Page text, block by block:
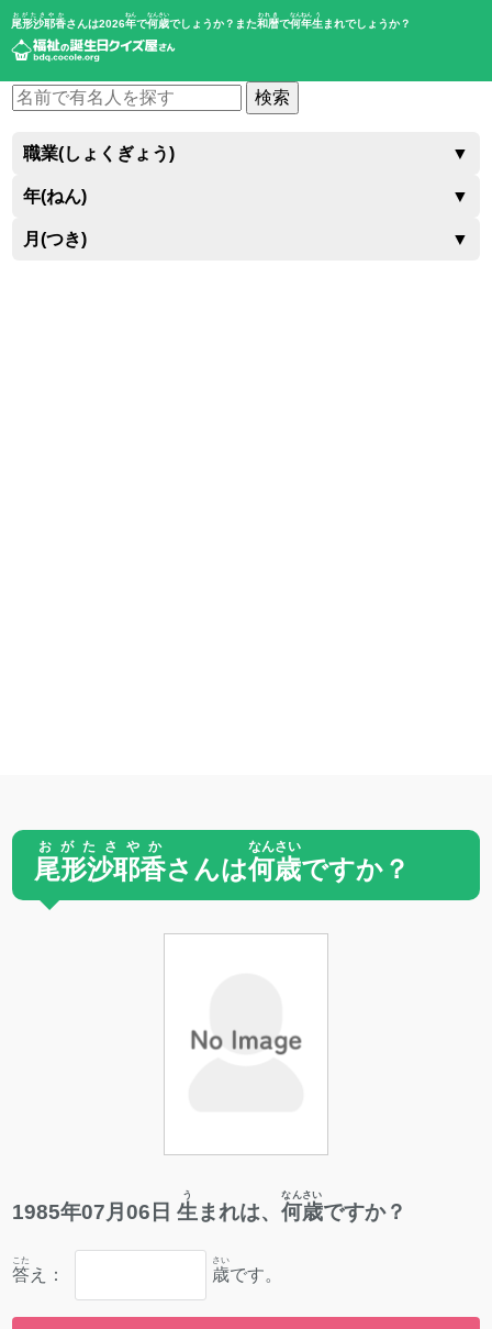
尾形沙耶香
おがたさやか
さんは2026年
ねん
で何歳
なんさい
でしょうか？また和暦
われき
で何年
なんねん
生
う
まれでしょうか？
検索
職業(しょくぎょう) ▼
年(ねん) ▼
月(つき) ▼
尾形沙耶香
おがたさやか
さんは何歳
なんさい
ですか？
1985年07月06 日 生
う
まれは、何歳
なんさい
ですか？
答
こた
え： 歳
さい
です。